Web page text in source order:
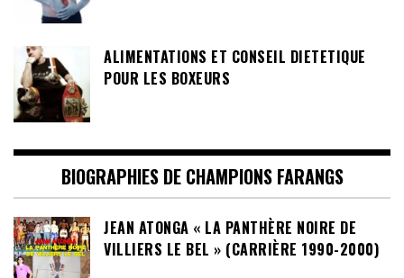
ALIMENTATIONS ET CONSEIL DIETETIQUE
POUR LES BOXEURS
BIOGRAPHIES DE CHAMPIONS FARANGS
JEAN ATONGA « LA PANTHÈRE NOIRE DE
VILLIERS LE BEL » (CARRIÈRE 1990-2000)